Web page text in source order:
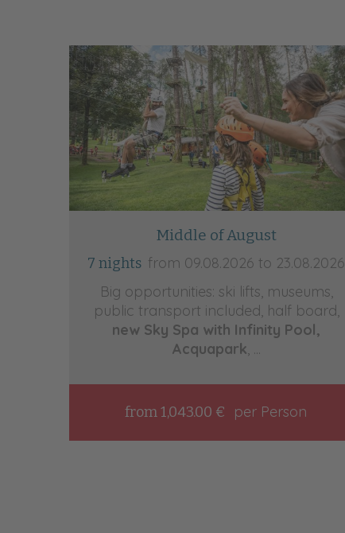
Middle of August
7 nights from 09.08.2026 to 23.08.2026
Big opportunities: ski lifts, museums,
public transport included, half board,
new Sky Spa with Infinity Pool,
Acquapark, ...
from 1,043.00 € per Person